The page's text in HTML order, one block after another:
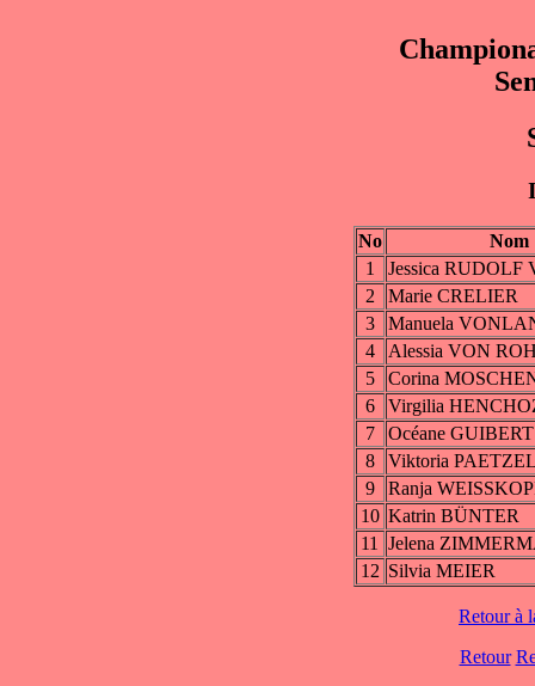
No
Nom
1
Jessica RUDOLF
2
Marie CRELIER
3
Manuela
4
Alessia VON
5
Corina
6
Virgilia
7
Océane GUIBERT
8
Viktoria
9
Ranja
10 Katrin BÜNTER
11 Jelena
12 Silvia MEIER
Retour à
Retour